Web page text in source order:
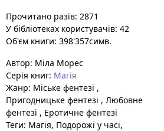
Прочитано разів: 2871
У бібліотеках користувачів: 42
Об'єм книги: 398'357симв.
Автор: Міла Морес
Серія книг: Магія
Жанр: Міське фентезі ,
Пригодницьке фентезі , Любовне
фентезі , Еротичне фентезі
Теги: Магія, Подорожі у часі,